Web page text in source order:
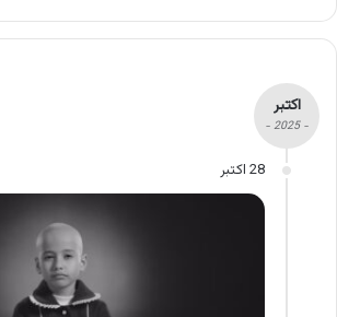
اکتبر
- 2025 -
28 اکتبر